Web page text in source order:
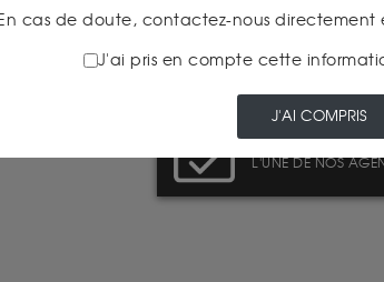
PAIEMENT SECURISÉ
PRENEZ RENDEZ-
L'UNE DE NOS
En cas de doute, contactez-nous
J'ai pris en compte cette
J'AI COMPRIS